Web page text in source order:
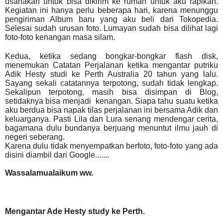
Kegiatan ini hanya perlu beberapa hari, karena menunggu
pengiriman Album baru yang aku beli dari Tokopedia.
Selesai sudah urusan foto. Lumayan sudah bisa dilihat lagi
foto-foto kenangan masa silam.
Kedua, ketika sedang bongkar-bongkar flash disk,
menemukan Catatan Perjalanan ketika mengantar putriku
Adik Hesty studi ke Perth Australia 20 tahun yang lalu.
Sayang sekali catatannya terpotong, sudah tidak lengkap.
Sekalipun terpotong, masih bisa disimpan di Blog,
setidaknya bisa menjadi
kenangan. Siapa tahu suatu ketika
aku berdua bisa napak tilas perjalanan ini bersama Adik dan
keluarganya. Pasti Lila dan Lura senang mendengar cerita,
bagamana dulu bundanya berjuang menuntut ilmu jauh di
negeri seberang.
Karena dulu tidak menyempatkan berfoto, foto-foto yang ada
disini diambil dari Google.......
Wassalamualaikum ww.
Mengantar Ade Hesty study ke Perth.